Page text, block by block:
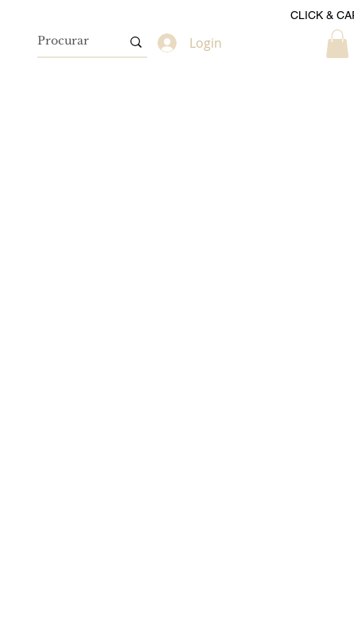
CLICK &
Login